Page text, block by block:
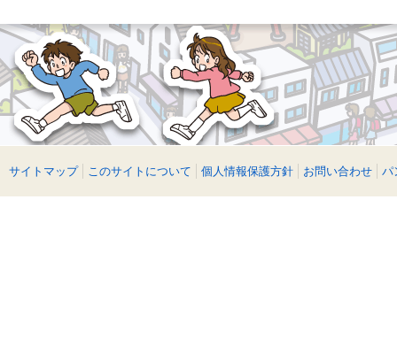
サイトマップ このサイトについて 個人情報保護方針 お問い合わせ パ